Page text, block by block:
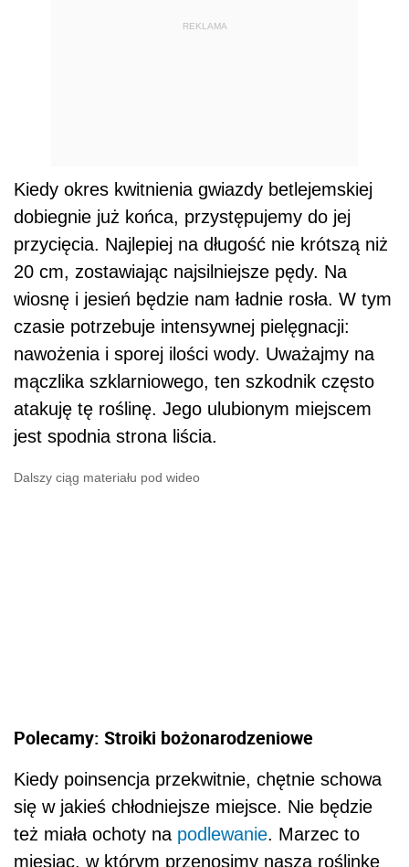
REKLAMA
Kiedy okres kwitnienia gwiazdy betlejemskiej
dobiegnie już końca, przystępujemy do jej
przycięcia. Najlepiej na długość nie krótszą niż
20 cm, zostawiając najsilniejsze pędy. Na
wiosnę i jesień będzie nam ładnie rosła. W tym
czasie potrzebuje intensywnej pielęgnacji:
nawożenia i sporej ilości wody. Uważajmy na
mączlika szklarniowego, ten szkodnik często
atakuję tę roślinę. Jego ulubionym miejscem
jest spodnia strona liścia.
Dalszy ciąg materiału pod wideo
Polecamy: Stroiki bożonarodzeniowe
Kiedy poinsencja przekwitnie, chętnie schowa
się w jakieś chłodniejsze miejsce. Nie będzie
też miała ochoty na podlewanie. Marzec to
miesiąc, w którym przenosimy naszą roślinkę